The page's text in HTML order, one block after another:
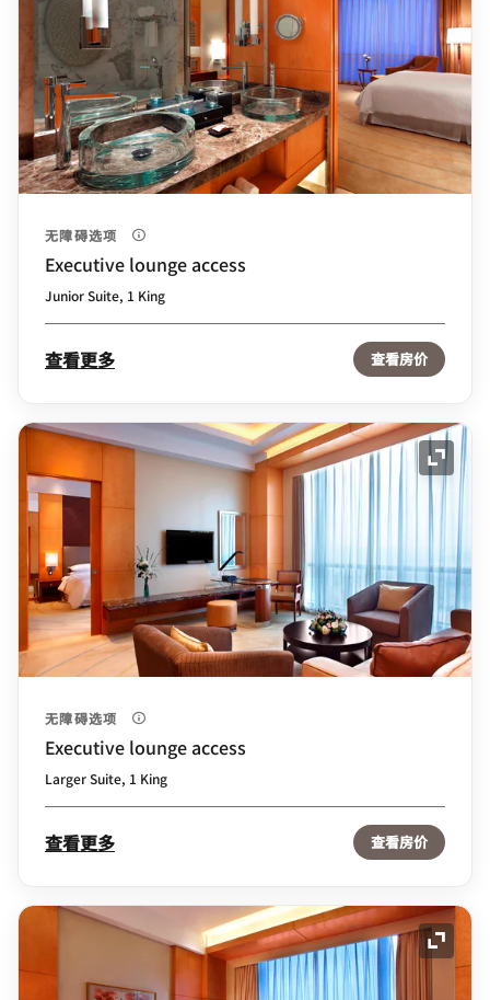
无障碍选项
Executive lounge access
Junior Suite, 1 King
查看更多 查看房价
展开
无障碍选项
Executive lounge access
Larger Suite, 1 King
查看更多 查看房价
展开